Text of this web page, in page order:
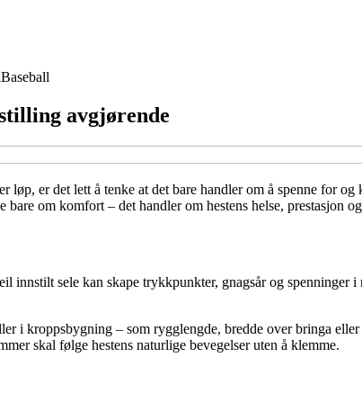
Baseball
avgjørende
løp, er det lett å tenke at det bare handler om å spenne for
om komfort – det handler om hestens helse, prestasjon
innstilt sele kan skape trykkpunkter, gnagsår og
i kroppsbygning – som rygglengde, bredde over bringa
skal følge hestens naturlige bevegelser uten å klemme.